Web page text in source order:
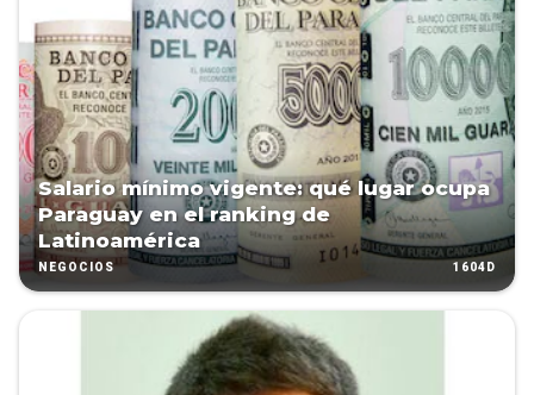
Salario mínimo vigente: qué lugar ocupa
Paraguay en el ranking de
Latinoamérica
NEGOCIOS 1604D